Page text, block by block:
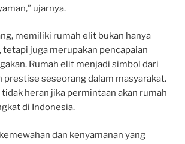
ujarnya.
memiliki rumah elit bukan hanya
tetapi juga merupakan pencapaian
Rumah elit menjadi simbol dari
prestise seseorang dalam masyarakat.
tidak heran jika permintaan akan rumah
di Indonesia.
dan kenyamanan yang